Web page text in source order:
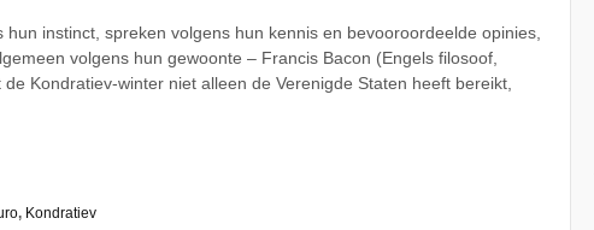
hun instinct, spreken volgens hun kennis en bevooroordeelde opinies,
volgens hun gewoonte – Francis Bacon (Engels filosoof,
Kondratiev-winter niet alleen de Verenigde Staten heeft bereikt,
, Kondratiev